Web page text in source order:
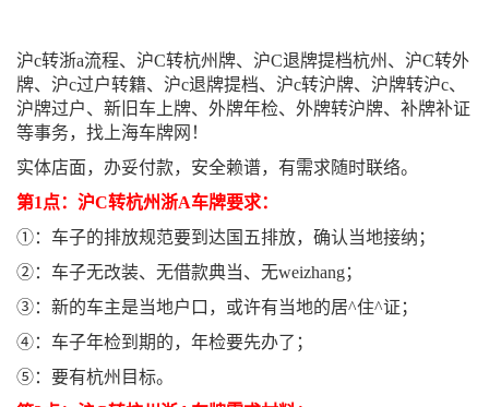
沪c转浙a流程、沪C转杭州牌、沪C退牌提档杭州、沪C转外
牌、沪c过户转籍、沪c退牌提档、沪c转沪牌、沪牌转沪c、
沪牌过户、新旧车上牌、外牌年检、外牌转沪牌、补牌补证
等事务，找上海车牌网！
实体店面，办妥付款，安全赖谱，有需求随时联络。
第1点：沪C转杭州浙A车牌要求：
①：车子的排放规范要到达国五排放，确认当地接纳；
②：车子无改装、无借款典当、无weizhang；
③：新的车主是当地户口，或许有当地的居^住^证；
④：车子年检到期的，年检要先办了；
⑤：要有杭州目标。